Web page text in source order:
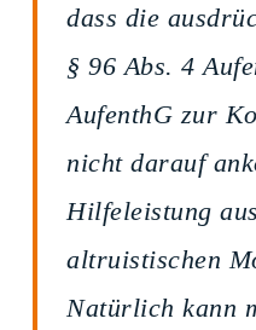
dass die
§ 96 Abs. 4
AufenthG zur
nicht darauf
Hilfeleistung
altruistischen
Natürlich kann